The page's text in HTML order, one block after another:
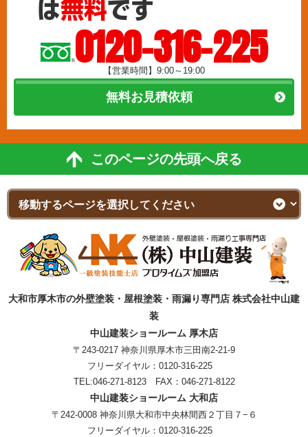
0120-316-225
【営業時間】9:00～19:00
無料お見積依頼
このページの先頭へ戻る
大和市厚木市の外壁塗装・屋根塗装・雨漏り専門店 株式会社中山建
装
中山建装ショールーム 厚木店
〒243-0217 神奈川県厚木市三田南2-21-9
フリーダイヤル： 0120-316-225
TEL:046-271-8123 FAX：046-271-8122
中山建装ショールーム 大和店
〒242-0008 神奈川県大和市中央林間西２丁目７−６
フリーダイヤル： 0120-316-225